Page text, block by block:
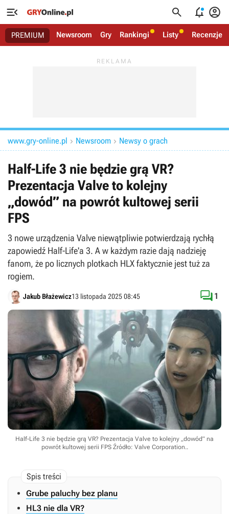
   
PREMIUM Newsroom Gry Rankingi Listy Recenzje
www.gry-online.pl  Newsroom  Newsy o grach
Half-Life 3 nie będzie grą VR?
Prezentacja Valve to kolejny
„dowód” na powrót kultowej serii
FPS
3 nowe urządzenia Valve niewątpliwie potwierdzają rychłą
zapowiedź Half-Life'a 3. A w każdym razie dają nadzieję
fanom, że po licznych plotkach HLX faktycznie jest tuż za
rogiem.
Jakub Błażewicz13 listopada 2025 08:45  1
Half-Life 3 nie będzie grą VR? Prezentacja Valve to kolejny „dowód” na
powrót kultowej serii FPS Źródło: Valve Corporation..
Grube paluchy bez planu
HL3 nie dla VR?